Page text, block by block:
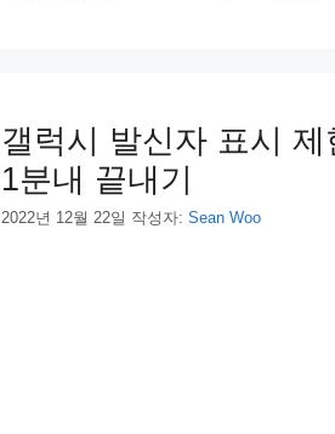
갤럭시 발신자 표시
1분내 끝내기
2022년 12월 22일 작성자: Sean Woo